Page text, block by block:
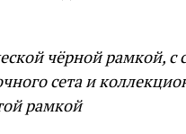
чёрной рамкой, с
сета и
рамкой